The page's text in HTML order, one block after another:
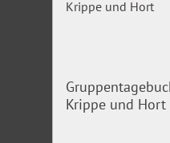
Krippe und Hort